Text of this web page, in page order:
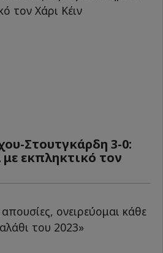
Στουτγκάρδη 3-0:
εκπληκτικό τον